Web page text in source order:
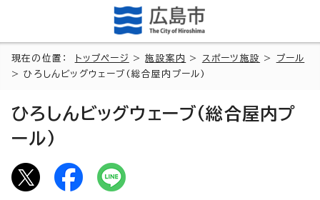
現在の位置： トップページ >施設案内 > スポーツ施設 >
プール
> ひろしんビッグウェーブ(総合屋内プール)
ひろしんビッグウェーブ(総合屋内プ
ール)